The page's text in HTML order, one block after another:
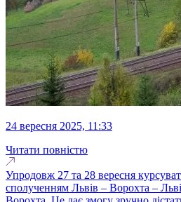
24 вересня 2025, 11:33
Читати повністю
Упродовж 27 та 28 вересня
сполученням Львів – Ворохта –